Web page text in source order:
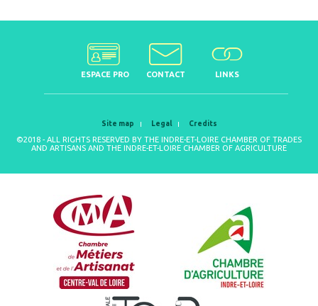
ESPACE PRO CONTACT LINKS
Site map Legal Credits
©2018 - ALL RIGHTS RESERVED BY THE INDRE-ET-LOIRE CHAMBER OF TRADES
AND ARTISANS AND THE INDRE-ET-LOIRE CHAMBER OF AGRICULTURE